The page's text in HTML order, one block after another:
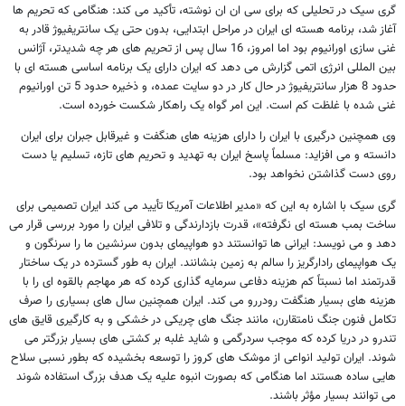
گری سیک در تحلیلی که برای سی ان ان نوشته، تأکید می کند: هنگامی که تحریم ها
آغاز شد، برنامه هسته ای ایران در مراحل ابتدایی، بدون حتی یک سانتریفیوژ قادر به
غنی سازی اورانیوم بود اما امروز، 16 سال پس از تحریم های هر چه شدیدتر، آژانس
بین المللی انرژی اتمی گزارش می دهد که ایران دارای یک برنامه اساسی هسته ای با
حدود 8 هزار سانتریفیوژ در حال کار در دو سایت عمده، و ذخیره حدود 5 تن اورانیوم
غنی شده با غلظت کم است. این امر گواه یک راهکار شکست خورده است.
وی همچنین درگیری با ایران را دارای هزینه های هنگفت و غیرقابل جبران برای ایران
دانسته و می افزاید: مسلماً پاسخ ایران به تهدید و تحریم های تازه، تسلیم یا دست
روی دست گذاشتن نخواهد بود.
گری سیک با اشاره به این که «مدیر اطلاعات آمریکا تأیید می کند ایران تصمیمی برای
ساخت بمب هسته ای نگرفته»، قدرت بازدارندگی و تلافی ایران را مورد بررسی قرار می
دهد و می نویسد: ایرانی ها توانستند دو هواپیمای بدون سرنشین ما را سرنگون و
یک هواپیمای رادارگریز را سالم به زمین بنشانند. ایران به طور گسترده در یک ساختار
قدرتمند اما نسبتاً کم هزینه دفاعی سرمایه گذاری کرده که هر مهاجم بالقوه ای را با
هزینه های بسیار هنگفت رودررو می کند. ایران همچنین سال های بسیاری را صرف
تکامل فنون جنگ نامتقارن، مانند جنگ های چریکی در خشکی و به کارگیری قایق های
تندرو در دریا کرده که موجب سردرگمی و شاید غلبه بر کشتی های بسیار بزرگتر می
شوند. ایران تولید انواعی از موشک های کروز را توسعه بخشیده که بطور نسبی سلاح
هایی ساده هستند اما هنگامی که بصورت انبوه علیه یک هدف بزرگ استفاده شوند
می توانند بسیار مؤثر باشند.